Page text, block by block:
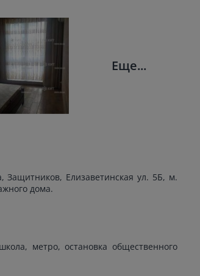
Еще...
Защитников, Елизаветинская ул. 5Б, м.
дома.
метро, остановка общественного